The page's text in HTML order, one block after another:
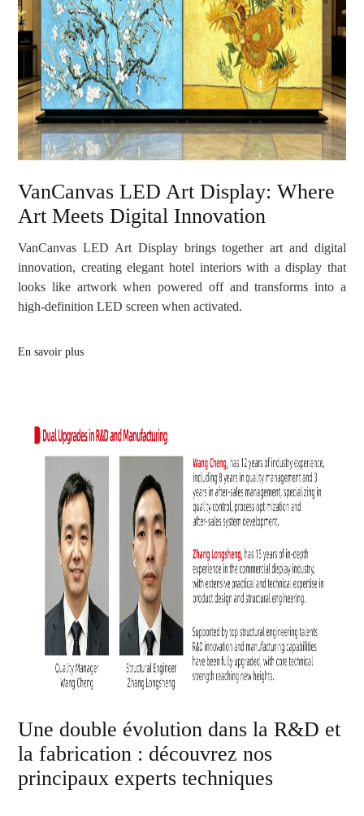
VanCanvas LED Art Display: Where
Art Meets Digital Innovation
VanCanvas LED Art Display brings together art and digital
innovation, creating elegant hotel interiors with a display that
looks like artwork when powered off and transforms into a
high-definition LED screen when activated.
En savoir plus
Une double évolution dans la R&D et
la fabrication : découvrez nos
principaux experts techniques